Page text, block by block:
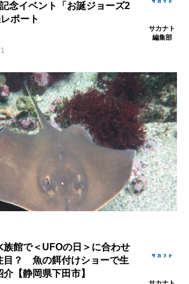
から探す
イナメ アオウオ アオザメ
アカアジ アカカサゴ
アカハタ
アカメ アクアリウム
アザアシ アシカ アジ
アマガエル アマゴ
念イベント「お誕ジョーズ2
ポート
サカナト
編集部
族館で＜UFOの日＞に合わせ
目？ 魚の餌付けショーで生
【静岡県下田市】